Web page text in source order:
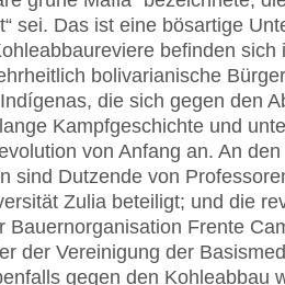
sei. Das ist eine bösartige
befinden sich
bolivarianische
die sich gegen den
Kampfgeschichte und
von Anfang an. An den
sind Dutzende von
Zulia beteiligt; und die
Bauernorganisation Frente
der Vereinigung der
gegen den Kohleabbau